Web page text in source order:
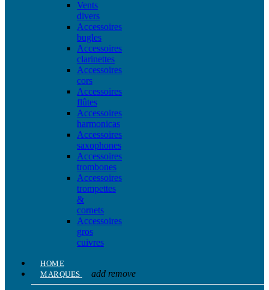
Vents
divers
Accessoires
bugles
Accessoires
clarinettes
Accessoires
cors
Accessoires
flûtes
Accessoires
harmonicas
Accessoires
saxophones
Accessoires
trombones
Accessoires
trompettes
&
cornets
Accessoires
gros
cuivres
HOME
MARQUES
add remove